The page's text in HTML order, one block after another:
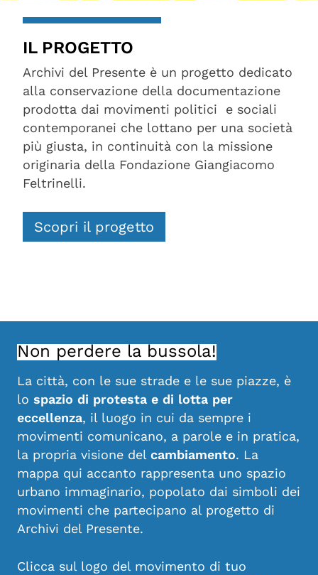
IL PROGETTO
Archivi del Presente è un progetto dedicato
alla conservazione della documentazione
prodotta dai movimenti politici e sociali
contemporanei che lottano per una società
più giusta, in continuità con la missione
originaria della Fondazione Giangiacomo
Feltrinelli.
Scopri il progetto
Non perdere la bussola!
La città, con le sue strade e le sue piazze, è
lo spazio di protesta e di lotta per
eccellenza, il luogo in cui da sempre i
movimenti comunicano, a parole e in pratica,
la propria visione del cambiamento. La
mappa qui accanto rappresenta uno spazio
urbano immaginario, popolato dai simboli dei
movimenti che partecipano al progetto di
Archivi del Presente.
Clicca sul logo del movimento di tuo